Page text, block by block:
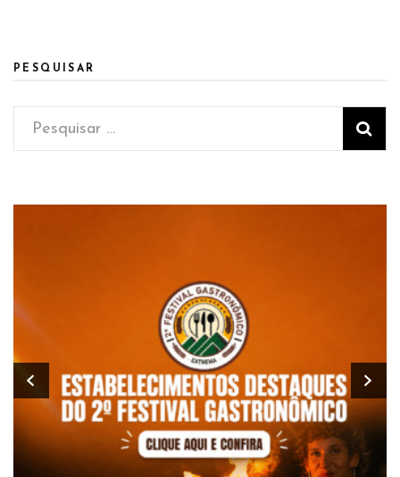
PESQUISAR
Pesquisar
por: